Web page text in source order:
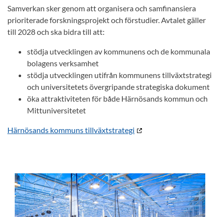
Samverkan sker genom att organisera och samfinansiera
prioriterade forskningsprojekt och förstudier. Avtalet gäller
till 2028 och ska bidra till att:
stödja utvecklingen av kommunens och de kommunala
bolagens verksamhet
stödja utvecklingen utifrån kommunens tillväxtstrategi
och universitetets övergripande strategiska dokument
öka attraktiviteten för både Härnösands kommun och
Mittuniversitetet
Härnösands kommuns tillväxtstrategi